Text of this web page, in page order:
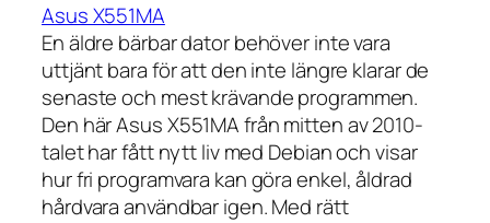
Asus X551MA
En äldre bärbar dator behöver inte vara
uttjänt bara för att den inte längre klarar de
senaste och mest krävande programmen.
Den här Asus X551MA från mitten av 2010-
talet har fått nytt liv med Debian och visar
hur fri programvara kan göra enkel, åldrad
hårdvara användbar igen. Med rätt